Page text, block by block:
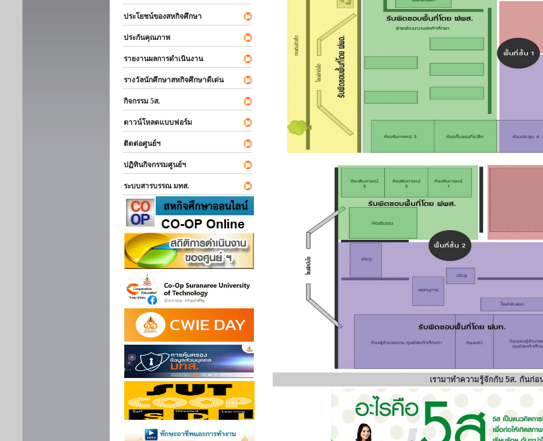
ประโยชน์ของสหกิจศึกษา
ประกันคุณภาพ
รายงานผลการดำเนินงาน
รางวัลนักศึกษาสหกิจศึกษาดีเด่น
กิจกรรม 5ส.
ดาวน์โหลดแบบฟอร์ม
ติดต่อศูนย์ฯ
ปฏิทินกิจกรรมศูนย์ฯ
ระบบสารบรรณ มทส.
เรามาทำความรู้จักกับ 5ส. กันก่อ